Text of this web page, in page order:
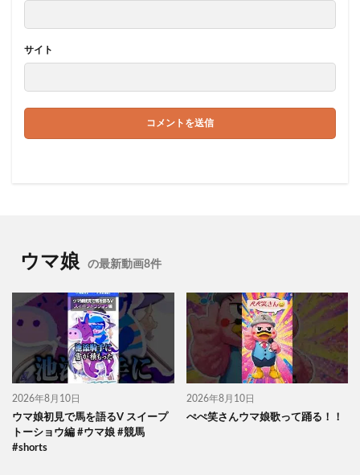
サイト
ウマ娘 の最新動画8件
2026年8月10日
ウマ娘初見で馬を語るV スイープ
トーショウ編 #ウマ娘 #競馬
#shorts
2026年8月10日
ぺぺ笑さんウマ娘歌って踊る！！